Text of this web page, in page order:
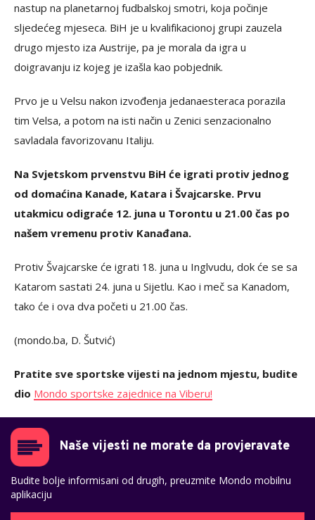
nastup na planetarnoj fudbalskoj smotri, koja počinje
sljedećeg mjeseca. BiH je u kvalifikacionoj grupi zauzela
drugo mjesto iza Austrije, pa je morala da igra u
doigravanju iz kojeg je izašla kao pobjednik.
Prvo je u Velsu nakon izvođenja jedanaesteraca porazila
tim Velsa, a potom na isti način u Zenici senzacionalno
savladala favorizovanu Italiju.
Na Svjetskom prvenstvu BiH će igrati protiv jednog
od domaćina Kanade, Katara i Švajcarske. Prvu
utakmicu odigraće 12. juna u Torontu u 21.00 čas po
našem vremenu protiv Kanađana.
Protiv Švajcarske će igrati 18. juna u Inglvudu, dok će se sa
Katarom sastati 24. juna u Sijetlu. Kao i meč sa Kanadom,
tako će i ova dva početi u 21.00 čas.
(mondo.ba, D. Šutvić)
Pratite sve sportske vijesti na jednom mjestu, budite
dio Mondo sportske zajednice na Viberu!
Naše vijesti ne morate da provjeravate
Budite bolje informisani od drugih, preuzmite Mondo mobilnu
aplikaciju